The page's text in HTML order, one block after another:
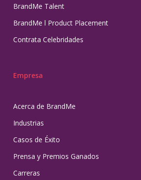
BrandMe Talent
BrandMe l Product Placement
Contrata Celebridades
Empresa
Acerca de BrandMe
Industrias
Casos de Éxito
Prensa y Premios Ganados
Carreras